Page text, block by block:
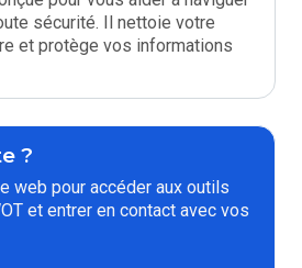
sécurité. Il nettoie votre
et protège vos informations
?
web pour accéder aux outils
et entrer en contact avec vos